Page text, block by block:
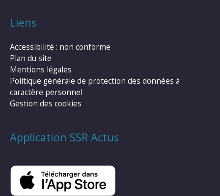
Liens
Accessibilité : non conforme
Plan du site
Mentions légales
Politique générale de protection des données à
caractère personnel
Gestion des cookies
Application SSR Actus